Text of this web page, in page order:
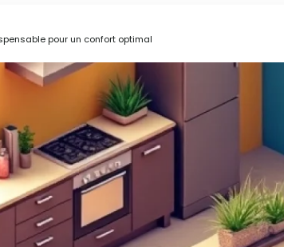
pour un confort optimal